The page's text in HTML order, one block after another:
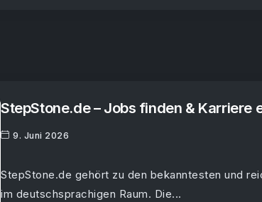
StepStone.de – Jobs finden & Karriere
9. Juni 2026
StepStone.de gehört zu den bekanntesten und
im deutschsprachigen Raum. Die...